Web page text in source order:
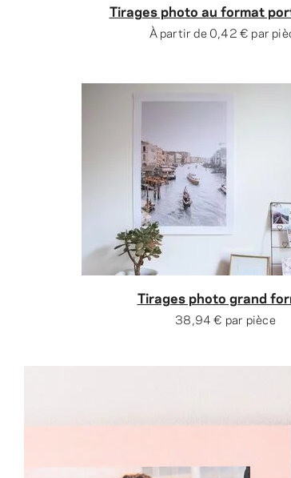
Tirages photo au format
À partir de0,42 € par
Tirages photo grand
38,94 € par pièce